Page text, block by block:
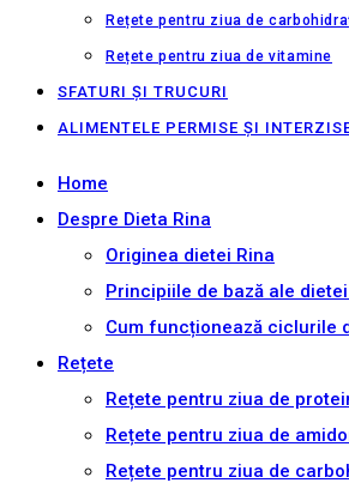
Rețete pentru ziua de
Rețete pentru ziua de vitamine
SFATURI ȘI TRUCURI
ALIMENTELE PERMISE ȘI
Home
Despre Dieta Rina
Originea dietei Rina
Principiile de bază ale
Cum funcționează ciclurile
Rețete
Rețete pentru ziua de
Rețete pentru ziua de
Rețete pentru ziua de